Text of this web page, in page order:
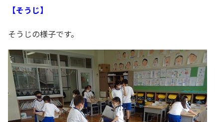
【そうじ】
そうじの様子です。